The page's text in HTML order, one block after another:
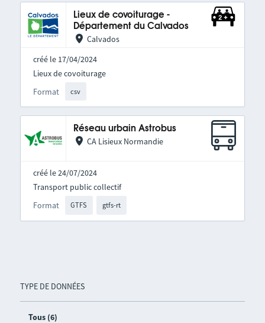
TYPE DE DONNÉES
Tous (6)
Lieux de covoiturage -
Département du Calvados
Calvados
créé le 17/04/2024
Format csv
Lieux de covoiturage
Réseau urbain Astrobus
CA Lisieux Normandie
créé le 24/07/2024
Format GTFS gtfs-rt
Transport public collectif